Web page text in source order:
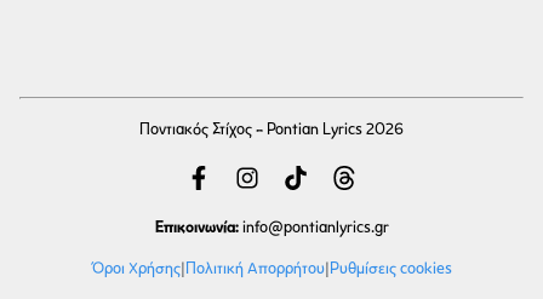
Ποντιακός Στίχος - Pontian Lyrics 2026
Επικοινωνία: info@pontianlyrics.gr
Όροι Χρήσης| Πολιτική Απορρήτου| Ρυθμίσεις cookies